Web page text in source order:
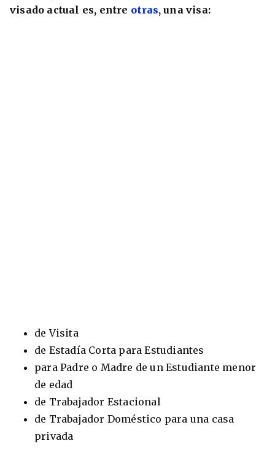
visado actual es, entre otras, una visa:
de Visita
de Estadía Corta para Estudiantes
para Padre o Madre de un Estudiante menor
de edad
de Trabajador Estacional
de Trabajador Doméstico para una casa
privada